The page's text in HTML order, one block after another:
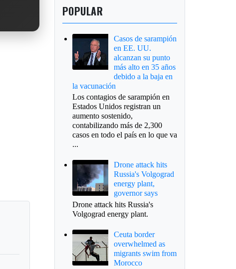
POPULAR
Casos de sarampión
en EE. UU.
alcanzan su punto
más alto en 35 años
debido a la baja en
la vacunación
Los contagios de sarampión en
Estados Unidos registran un
aumento sostenido,
contabilizando más de 2,300
casos en todo el país en lo que va
...
Drone attack hits
Russia's Volgograd
energy plant,
governor says
Drone attack hits Russia's
Volgograd energy plant.
Ceuta border
overwhelmed as
migrants swim from
Morocco